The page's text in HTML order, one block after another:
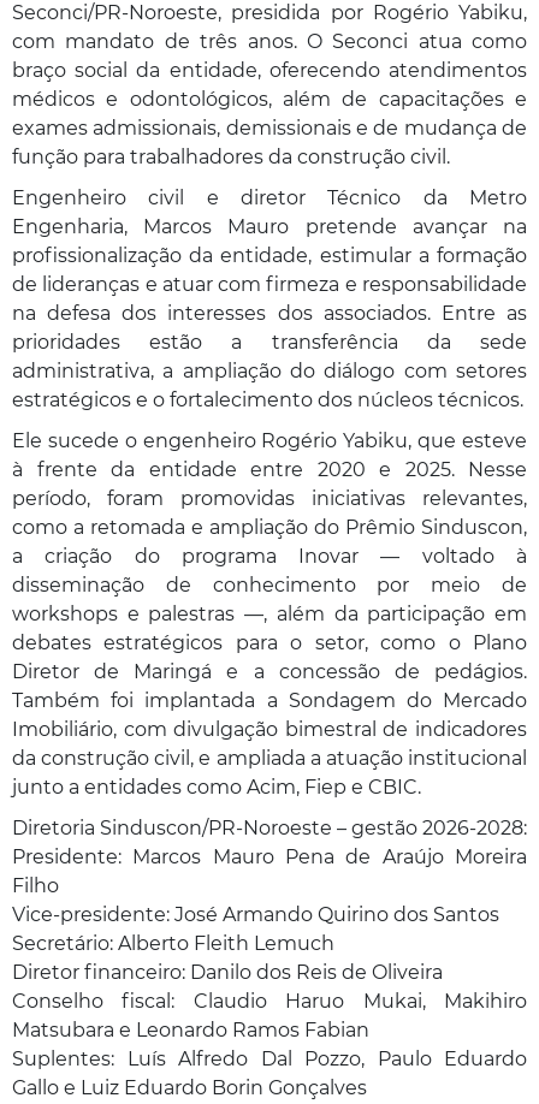
Seconci/PR-Noroeste, presidida por Rogério Yabiku,
com mandato de três anos. O Seconci atua como
braço social da entidade, oferecendo atendimentos
médicos e odontológicos, além de capacitações e
exames admissionais, demissionais e de mudança de
função para trabalhadores da construção civil.
Engenheiro civil e diretor Técnico da Metro
Engenharia, Marcos Mauro pretende avançar na
profissionalização da entidade, estimular a formação
de lideranças e atuar com firmeza e responsabilidade
na defesa dos interesses dos associados. Entre as
prioridades estão a transferência da sede
administrativa, a ampliação do diálogo com setores
estratégicos e o fortalecimento dos núcleos técnicos.
Ele sucede o engenheiro Rogério Yabiku, que esteve
à frente da entidade entre 2020 e 2025. Nesse
período, foram promovidas iniciativas relevantes,
como a retomada e ampliação do Prêmio Sinduscon,
a criação do programa Inovar — voltado à
disseminação de conhecimento por meio de
workshops e palestras —, além da participação em
debates estratégicos para o setor, como o Plano
Diretor de Maringá e a concessão de pedágios.
Também foi implantada a Sondagem do Mercado
Imobiliário, com divulgação bimestral de indicadores
da construção civil, e ampliada a atuação institucional
junto a entidades como Acim, Fiep e CBIC.
Diretoria Sinduscon/PR-Noroeste – gestão 2026-2028:
Presidente: Marcos Mauro Pena de Araújo Moreira
Filho
Vice-presidente: José Armando Quirino dos Santos
Secretário: Alberto Fleith Lemuch
Diretor financeiro: Danilo dos Reis de Oliveira
Conselho fiscal: Claudio Haruo Mukai, Makihiro
Matsubara e Leonardo Ramos Fabian
Suplentes: Luís Alfredo Dal Pozzo, Paulo Eduardo
Gallo e Luiz Eduardo Borin Gonçalves